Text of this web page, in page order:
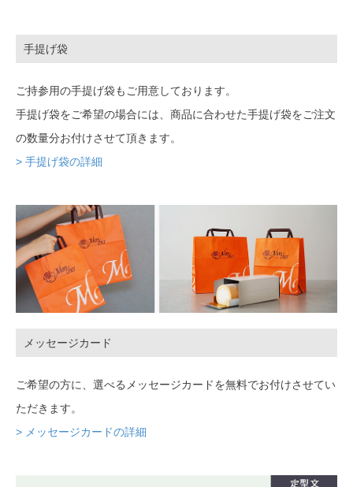
手提げ袋
ご持参用の手提げ袋もご用意しております。
手提げ袋をご希望の場合には、商品に合わせた手提げ袋をご注文
の数量分お付けさせて頂きます。
> 手提げ袋の詳細
メッセージカード
ご希望の方に、選べるメッセージカードを無料でお付けさせてい
ただきます。
> メッセージカードの詳細